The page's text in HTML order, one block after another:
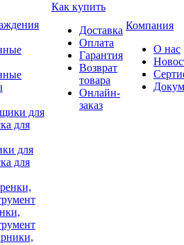
для
для
Как купить
Доставка
Оплата
Гарантия
Возврат
товара
Онлайн-
заказ
Компания
О нас